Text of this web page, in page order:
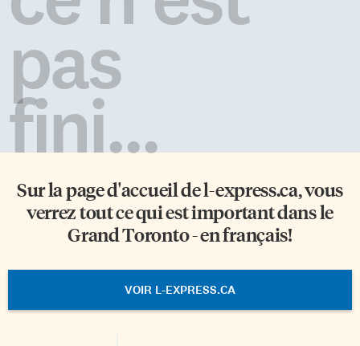
pas
fini...
Sur la page d'accueil del-express.ca, vous
verrez tout ce qui est important dans le
Grand Toronto - en français!
VOIR L-EXPRESS.CA